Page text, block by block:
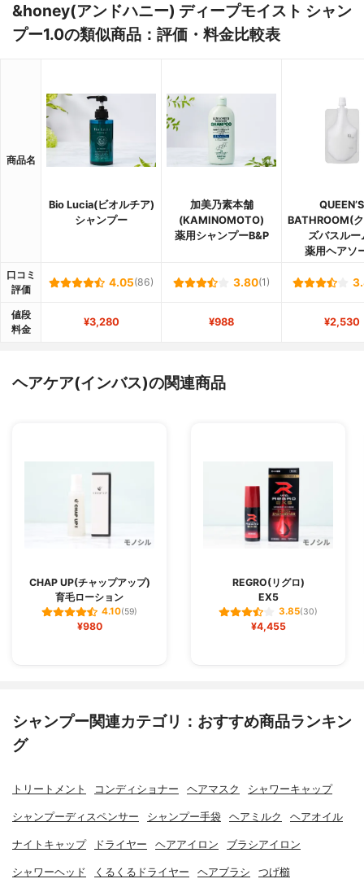
&honey(アンドハニー) ディープモイスト シャン
プー1.0の類似商品：評価・料金比較表
商品名
Bio Lucia(ビオルチア)
シャンプー
加美乃素本舗
(KAMINOMOTO)
薬用シャンプーB&P
QUEEN’S
BATHROOM(
ズバスルー
薬用ヘアソ
口コミ
評価
4.05(86) 3.80(1)
値段
料金
¥3,280 ¥988 ¥2,530
ヘアケア(インバス)の関連商品
CHAP UP(チャップアップ)
育毛ローション
4.10(59)
¥980
REGRO(リグロ)
EX5
3.85(30)
¥4,455
シャンプー関連カテゴリ：おすすめ商品ランキン
グ
トリートメント コンディショナー ヘアマスク シャワーキャップ
シャンプーディスペンサー シャンプー手袋 ヘアミルク ヘアオイル
ナイトキャップ ドライヤー ヘアアイロン ブラシアイロン
シャワーヘッド くるくるドライヤー ヘアブラシ つげ櫛